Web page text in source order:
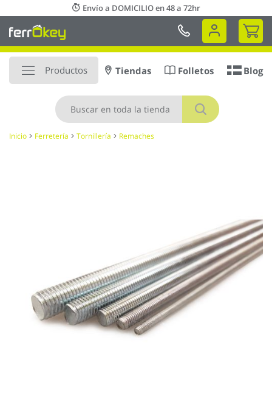
al
contenido
Envío a DOMICILIO en 48 a 72hr
Mi
Productos
Buscar
Tiendas Folletos Blog
Inicio Ferretería Tornillería Remaches